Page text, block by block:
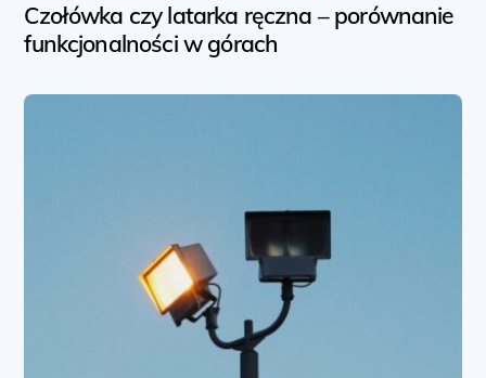
Czołówka czy latarka ręczna – porównanie
funkcjonalności w górach